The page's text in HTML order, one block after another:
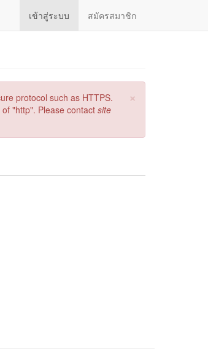
เข้าสู่ระบบ สมัครสมาชิก
×
protocol such as HTTPS.
"http". Please contact site